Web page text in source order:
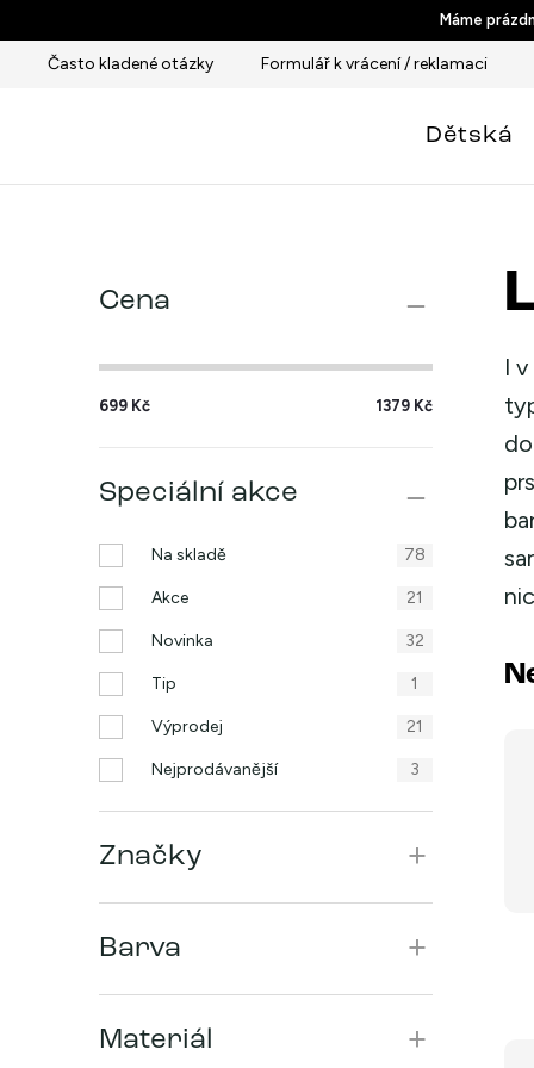
na
obsah
Máme
Často kladené otázky Formulář k vrácení / reklamaci
Dětská
s
t
a
n
n
í
p
a
n
e
Cena
699 Kč 1379 Kč
Speciální akce
Na skladě 78
Akce 21
Novinka 32
Tip 1
Výprodej 21
Nejprodávanější 3
Značky
Barva
Materiál
I